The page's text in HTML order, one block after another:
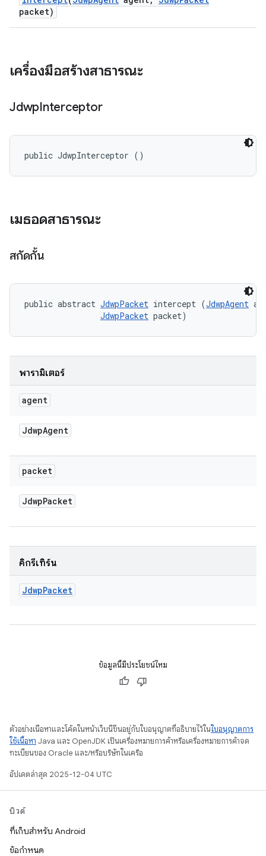
packet)
เครื่องมือสร้างสาธารณะ
JdwpInterceptor
public JdwpInterceptor ()
เมธอดสาธารณะ
สกัดกั้น
public abstract JdwpPacket intercept (JdwpAgent
JdwpPacket packet)
พารามิเตอร์
agent
JdwpAgent
packet
JdwpPacket
คิกรีเทิร์น
JdwpPacket
ข้อมูลนี้มีประโยชน์ไหม
ตัวอย่างเนื้อหาและโค้ดในหน้าเว็บนี้ขึ้นอยู่กับใบอนุญาตที่อธิบายไว้ในใบอนุญาตการ
ใช้เนื้อหา Java และ OpenJDK เป็นเครื่องหมายการค้าหรือเครื่องหมายการค้าจด
ทะเบียนของ Oracle และ/หรือบริษัทในเครือ
อัปเดตล่าสุด 2025-12-04 UTC
บิวด์
ที่เก็บสำหรับ Android
ข้อกำหนด